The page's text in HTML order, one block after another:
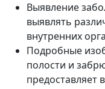
Выявление
выявлять
внутренних
Подробные
полости и
предоставляет